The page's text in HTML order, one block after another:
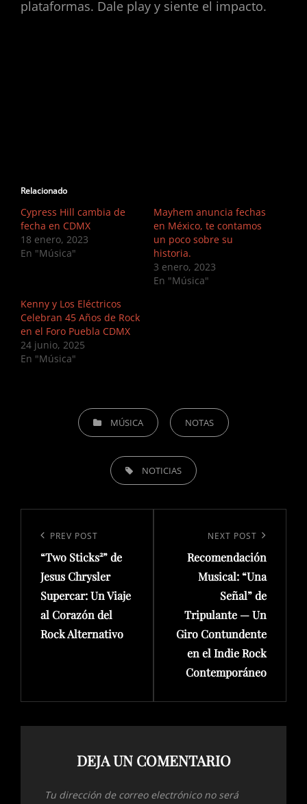
plataformas. Dale play y siente el impacto.
Relacionado
Cypress Hill cambia de
fecha en CDMX
18 enero, 2023
En "Música"
Mayhem anuncia fechas
en México, te contamos
un poco sobre su
historia.
3 enero, 2023
En "Música"
Kenny y Los Eléctricos
Celebran 45 Años de Rock
en el Foro Puebla CDMX
24 junio, 2025
En "Música"
CATEGORIESMÚSICA NOTAS
TAGS, NOTICIAS
entradas
Previous
Post
PREV POST
“Two Sticks²” de
Jesus Chrysler
Supercar: Un Viaje
al Corazón del
Rock Alternativo
Post
NEXT POST
Recomendación
Musical: “Una
Señal” de
Tripulante — Un
Giro Contundente
en el Indie Rock
Contemporáneo
DEJA UN COMENTARIO
Tu dirección de correo electrónico no será